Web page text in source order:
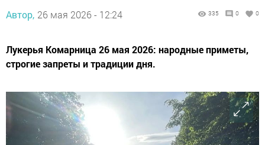
Автор, 26 мая 2026 - 12:24 335 0 0
Лукерья Комарница 26 мая 2026: народные приметы,
строгие запреты и традиции дня.